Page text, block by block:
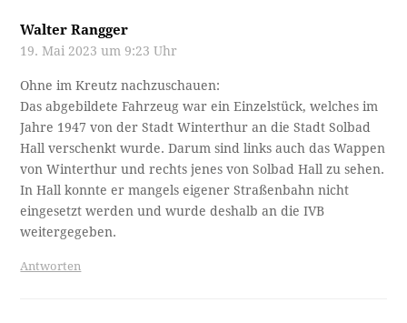
Walter Rangger
19. Mai 2023 um 9:23 Uhr
Ohne im Kreutz nachzuschauen:
Das abgebildete Fahrzeug war ein Einzelstück, welches im
Jahre 1947 von der Stadt Winterthur an die Stadt Solbad
Hall verschenkt wurde. Darum sind links auch das Wappen
von Winterthur und rechts jenes von Solbad Hall zu sehen.
In Hall konnte er mangels eigener Straßenbahn nicht
eingesetzt werden und wurde deshalb an die IVB
weitergegeben.
Antworten